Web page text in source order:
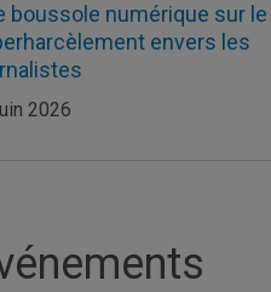
boussole numérique sur le
envers les
2026